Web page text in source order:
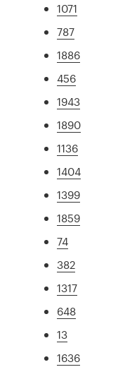
1071
787
1886
456
1943
1890
1136
1404
1399
1859
74
382
1317
648
13
1636